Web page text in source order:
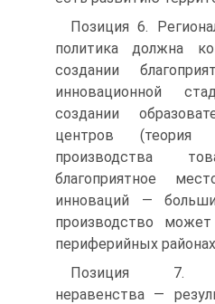
Позиция 6.
политика должна
создании
инновационной
создании
центров (теория
производства
благоприятное
инноваций —
производство
периферийных
Позиция 7.
неравенства —